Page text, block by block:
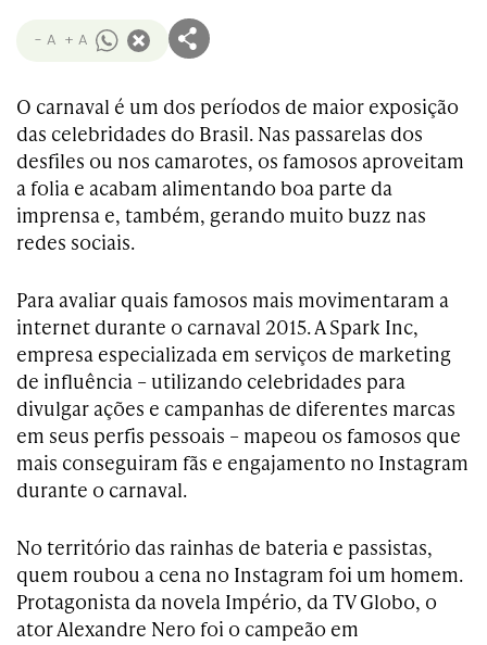
- A + A
O carnaval é um dos períodos de maior exposição
das celebridades do Brasil. Nas passarelas dos
desfiles ou nos camarotes, os famosos aproveitam
a folia e acabam alimentando boa parte da
imprensa e, também, gerando muito buzz nas
redes sociais.
Para avaliar quais famosos mais movimentaram a
internet durante o carnaval 2015. A Spark Inc,
empresa especializada em serviços de marketing
de influência – utilizando celebridades para
divulgar ações e campanhas de diferentes marcas
em seus perfis pessoais – mapeou os famosos que
mais conseguiram fãs e engajamento no Instagram
durante o carnaval.
No território das rainhas de bateria e passistas,
quem roubou a cena no Instagram foi um homem.
Protagonista da novela Império, da TV Globo, o
ator Alexandre Nero foi o campeão em